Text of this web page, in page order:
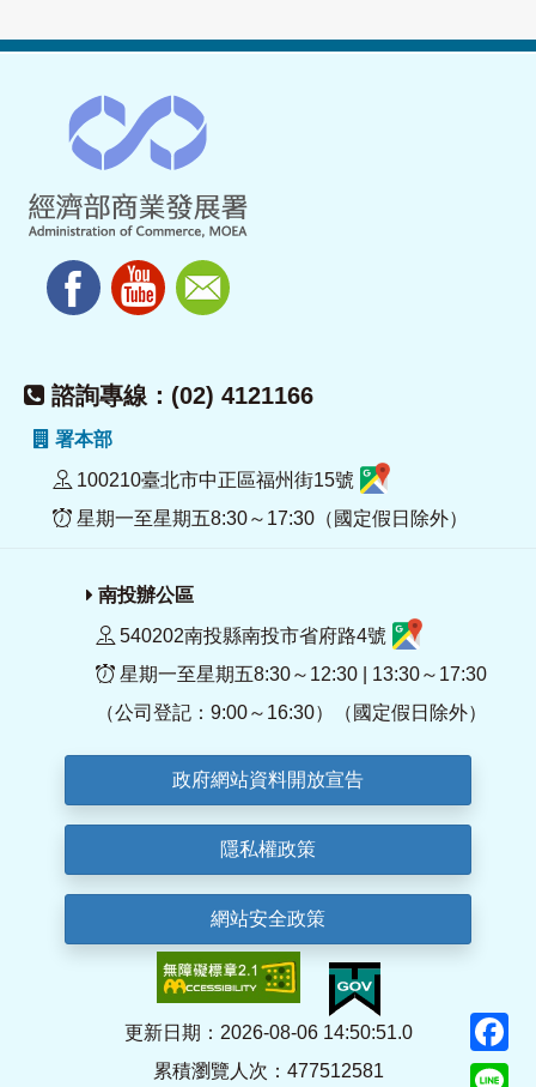
諮詢專線：(02) 4121166
署本部
100210臺北市中正區福州街15號
星期一至星期五8:30～17:30（國定假日除外）
南投辦公區
540202南投縣南投市省府路4號
星期一至星期五8:30～12:30 | 13:30～17:30
（公司登記：9:00～16:30）（國定假日除外）
政府網站資料開放宣告
隱私權政策
網站安全政策
更新日期：2026-08-06 14:50:51.0
累積瀏覽人次：477512581